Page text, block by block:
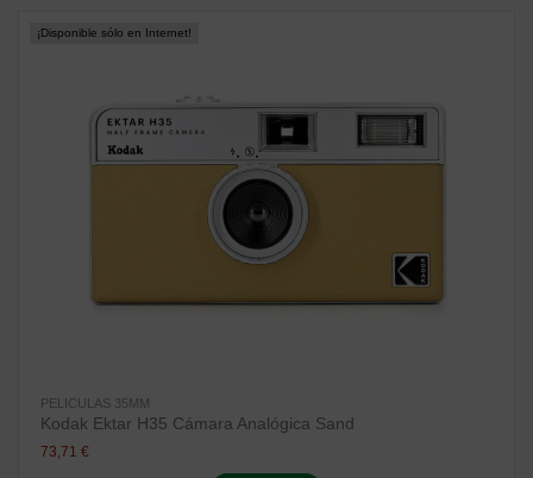
¡Disponible sólo en Internet!
PELICULAS 35MM
Kodak Ektar H35 Cámara Analógica Sand
73,71 €